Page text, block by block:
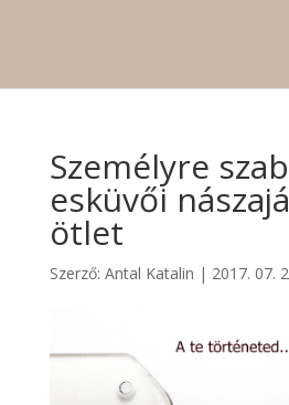
Személyre
esküvői
ötlet
Szerző: Antal Katalin | 2017. 07.